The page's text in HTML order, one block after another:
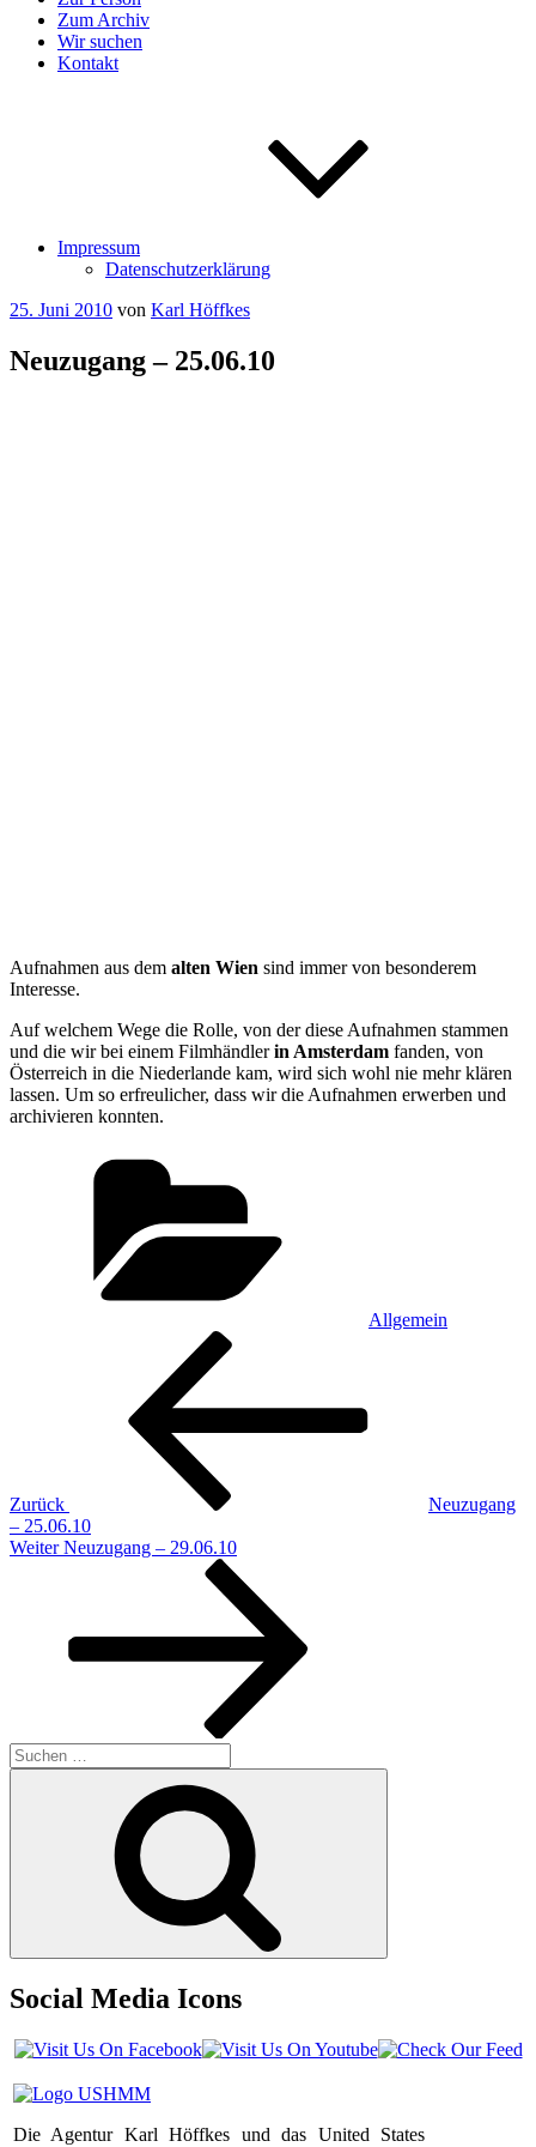
Zum Archiv
Wir suchen
Kontakt
Impressum
Datenschutzerklärung
Veröffentlicht
25. Juni 2010 von Karl Höffkes
Neuzugang – 25.06.10
Aufnahmen aus dem alten Wien sind immer von besonderem
Interesse.
Auf welchem Wege die Rolle, von der diese Aufnahmen stammen
und die wir bei einem Filmhändlerin Amsterdam fanden, von
Österreich in die Niederlande kam, wird sich wohl nie mehr klären
lassen. Um so erfreulicher, dass wir die Aufnahmen erwerben und
archivieren konnten.
Allgemein
Beitragsnavigation
Zurück
Neuzugang
– 25.06.10
Nächster
Weiter Neuzugang – 29.06.10
Suchen
nach:
Social Media Icons
Die Agentur Karl Höffkes und das United States